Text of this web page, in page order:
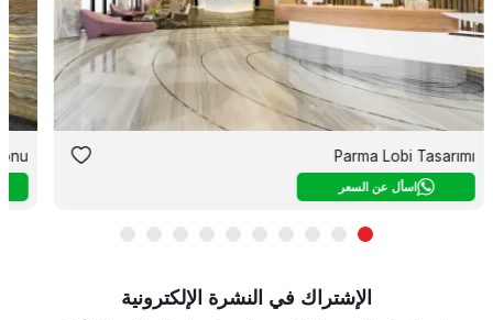
Parma Lobi Tasarımı
اسأل عن السعر
الإشتراك في النشرة الإلكترونية